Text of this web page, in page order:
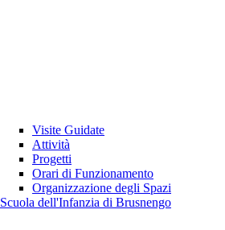
Visite Guidate
Attività
Progetti
Orari di Funzionamento
Organizzazione degli Spazi
Scuola dell'Infanzia di Brusnengo